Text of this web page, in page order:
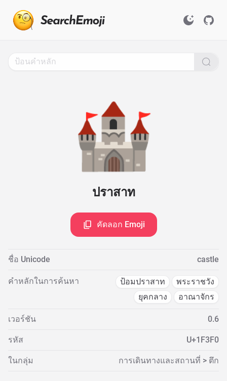
🏰
ปราสาท
คัดลอก Emoji
ชื่อ Unicode castle
คำหลักในการค้นหา ป้อมปราสาท
พระราชวัง
ยุคกลาง
อาณาจักร
เวอร์ชัน 0.6
รหัส U+1F3F0
ในกลุ่ม การเดินทางและสถานที่ > ตึก